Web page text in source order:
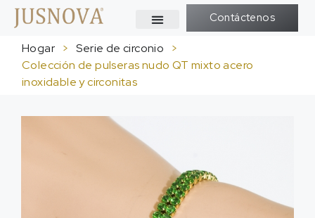
Contáctenos
Hogar > Serie de circonio
>
Colección de pulseras nudo QT mixto acero
inoxidable y circonitas